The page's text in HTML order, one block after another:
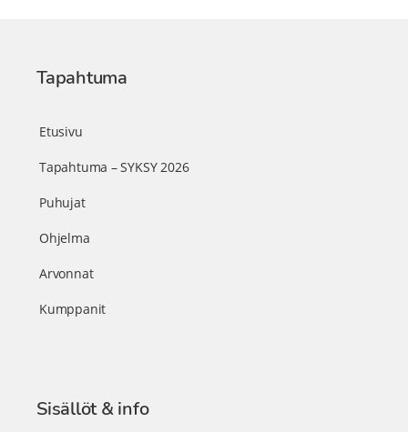
Tapahtuma
Etusivu
Tapahtuma – SYKSY 2026
Puhujat
Ohjelma
Arvonnat
Kumppanit
Sisällöt & info